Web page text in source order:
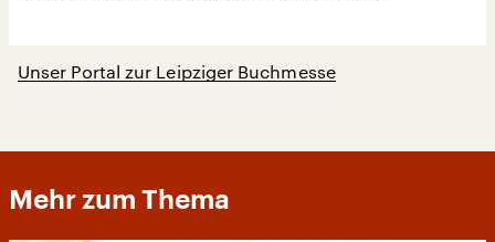
Unser Portal zur Leipziger Buchmesse
Mehr zum Thema